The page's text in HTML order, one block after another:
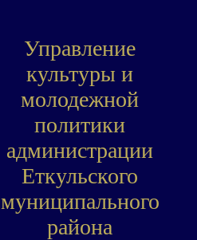
Управление
культуры и
молодежной
политики
администрации
Еткульского
муниципального
района